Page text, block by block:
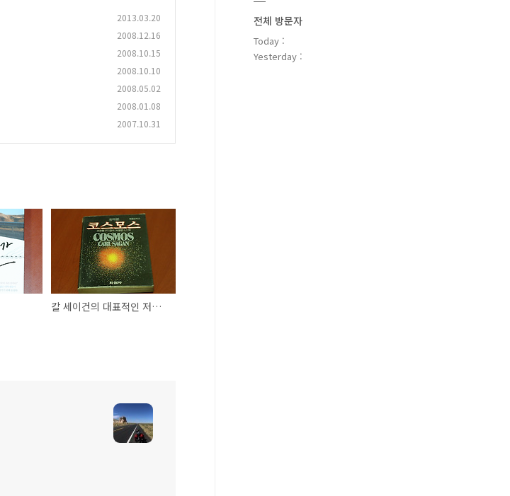
2013.03.20
2008.12.16
2008.10.15
2008.10.10
2008.05.02
2008.01.08
2007.10.31
칼 세이건의 대표적인 저서 "코스모스"
전체 방문자
Today :
Yesterday :